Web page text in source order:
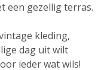
een gezellig terras.
kleding,
dag uit wilt
ieder wat wils!